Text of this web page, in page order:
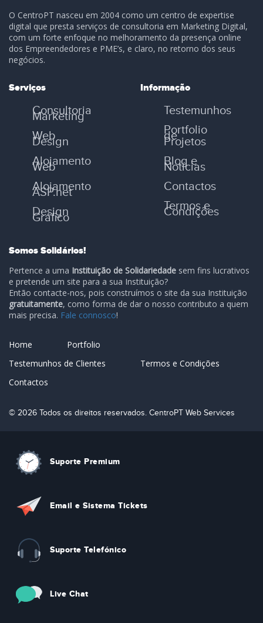
O CentroPT nasceu em 2004 como um centro de expertise
digital que presta serviços de consultoria em Marketing Digital,
com um forte enfoque no melhoramento da presença online
dos Empreendedores e PME’s, e claro, no retorno dos seus
negócios.
Serviços
Consultoria
Marketing
Web
Design
Alojamento
Web
Alojamento
ASP.net
Design
Gráfico
Informação
Testemunhos
Portfolio
de
Projetos
Blog e
Notícias
Contactos
Termos e
Condições
Somos Solidários!
Pertence a uma Instituição de Solidariedade sem fins lucrativos
e pretende um site para a sua Instituição?
Então contacte-nos, pois construímos o site da sua Instituição
gratuitamente, como forma de dar o nosso contributo a quem
mais precisa. Fale connosco!
Home
Portfolio
Testemunhos de Clientes
Termos e Condições
Contactos
© 2026 Todos os direitos reservados. CentroPT Web Services
Suporte Premium
Email e Sistema Tickets
Suporte Telefónico
Live Chat